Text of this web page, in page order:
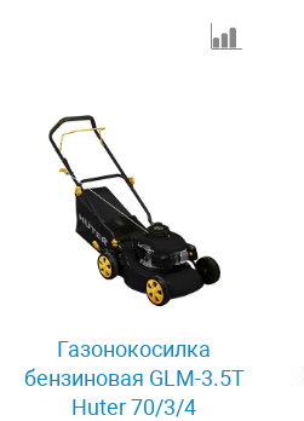
Газонокосилка
бензиновая GLM-3.5T
Huter 70/3/4